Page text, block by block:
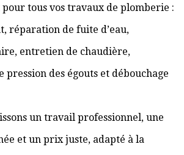
tous vos travaux de plomberie :
réparation de fuite d’eau,
entretien de chaudière,
pression des égouts et débouchage
un travail professionnel, une
et un prix juste, adapté à la